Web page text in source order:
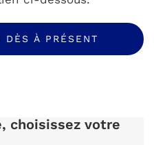
DÈS À PRÉSENT
choisissez votre